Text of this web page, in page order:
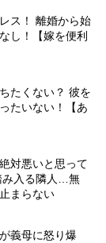
ス！ 離婚から始
し！【嫁を便利
たくない？ 彼を
たいない！【あ
対悪いと思って
み入る隣人…無
まらない
義母に怒り爆